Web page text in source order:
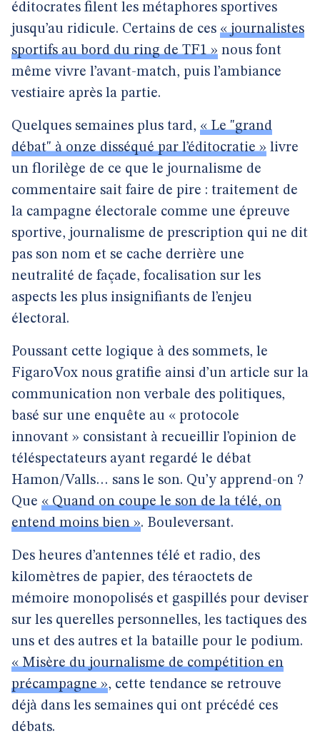
éditocrates filent les métaphores sportives
jusqu’au ridicule. Certains de ces « journalistes
sportifs au bord du ring de TF1 » nous font
même vivre l’avant-match, puis l’ambiance
vestiaire après la partie.
Quelques semaines plus tard, « Le "grand
débat" à onze disséqué par l’éditocratie » livre
un florilège de ce que le journalisme de
commentaire sait faire de pire : traitement de
la campagne électorale comme une épreuve
sportive, journalisme de prescription qui ne dit
pas son nom et se cache derrière une
neutralité de façade, focalisation sur les
aspects les plus insignifiants de l’enjeu
électoral.
Poussant cette logique à des sommets, le
FigaroVox nous gratifie ainsi d’un article sur la
communication non verbale des politiques,
basé sur une enquête au « protocole
innovant » consistant à recueillir l’opinion de
téléspectateurs ayant regardé le débat
Hamon/Valls… sans le son. Qu’y apprend-on ?
Que « Quand on coupe le son de la télé, on
entend moins bien ». Bouleversant.
Des heures d’antennes télé et radio, des
kilomètres de papier, des téraoctets de
mémoire monopolisés et gaspillés pour deviser
sur les querelles personnelles, les tactiques des
uns et des autres et la bataille pour le podium.
« Misère du journalisme de compétition en
précampagne », cette tendance se retrouve
déjà dans les semaines qui ont précédé ces
débats.